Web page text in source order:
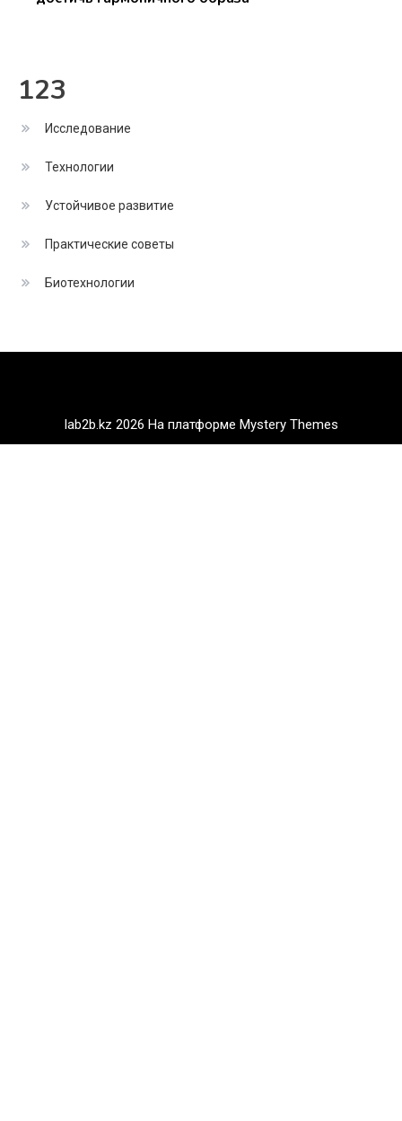
123
Исследование
Технологии
Устойчивое развитие
Практические советы
Биотехнологии
lab2b.kz 2026 На платформе Mystery Themes